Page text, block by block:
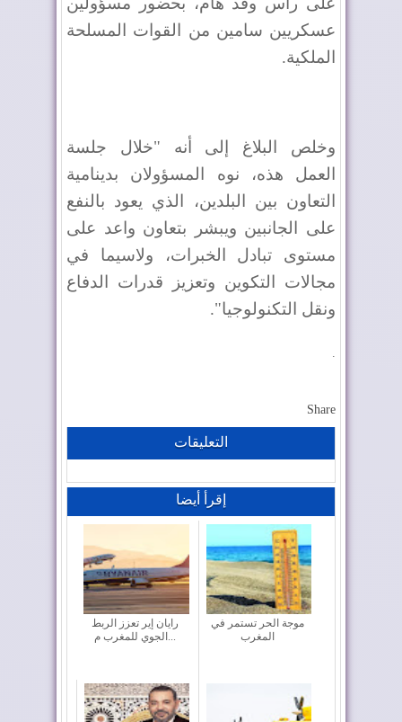
عسكريين سامين من القوات المسلحة
الملكية.
وخلص البلاغ إلى أنه "خلال جلسة
العمل هذه، نوه المسؤولان بدينامية
التعاون بين البلدين، الذي يعود بالنفع
على الجانبين ويبشر بتعاون واعد على
مستوى تبادل الخبرات، ولاسيما في
مجالات التكوين وتعزيز قدرات الدفاع
ونقل التكنولوجيا".
.
Share
التعليقات
إقرأ أيضا
رايان إير تعزز الربط
الجوي للمغرب م...
موجة الحر تستمر في
المغرب